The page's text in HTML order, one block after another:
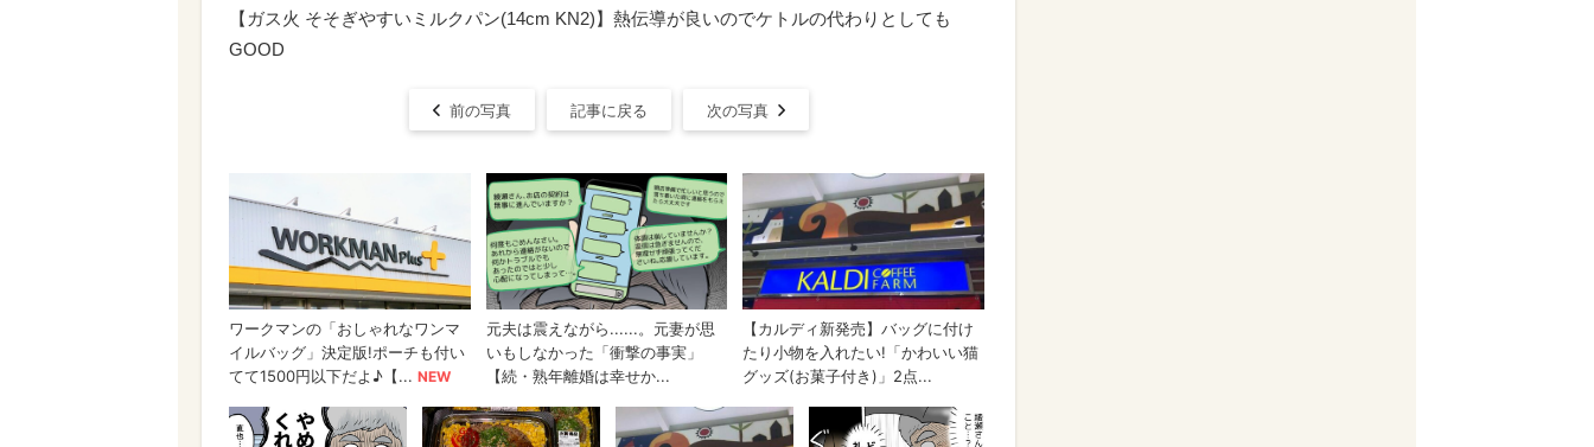
【ガス火 そそぎやすいミルクパン(14cm KN2)】熱伝導が良いのでケトルの代わりとしても
GOOD
前の写真 記事に戻る 次の写真